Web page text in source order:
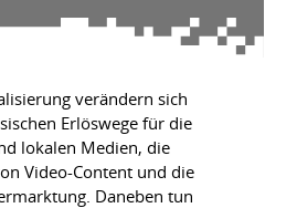
verändern sich
Erlöswege für die
lokalen Medien, die
Video-Content und die
Daneben tun